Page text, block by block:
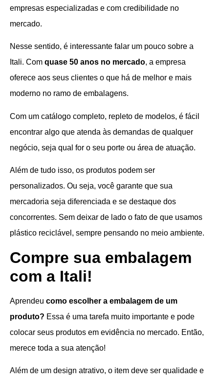
empresas especializadas e com credibilidade no
mercado.
Nesse sentido, é interessante falar um pouco sobre a
Itali. Com quase 50 anos no mercado, a empresa
oferece aos seus clientes o que há de melhor e mais
moderno no ramo de embalagens.
Com um catálogo completo, repleto de modelos, é fácil
encontrar algo que atenda às demandas de qualquer
negócio, seja qual for o seu porte ou área de atuação.
Além de tudo isso, os produtos podem ser
personalizados. Ou seja, você garante que sua
mercadoria seja diferenciada e se destaque dos
concorrentes. Sem deixar de lado o fato de que usamos
plástico reciclável, sempre pensando no meio ambiente.
Compre sua embalagem
com a Itali!
Aprendeu como escolher a embalagem de um
produto? Essa é uma tarefa muito importante e pode
colocar seus produtos em evidência no mercado. Então,
merece toda a sua atenção!
Além de um design atrativo, o item deve ser qualidade e